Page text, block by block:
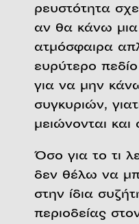
ρευστότητα
αν θα κάνω
ατμόσφαιρα
ευρύτερο
για να μην
συγκυριών,
μειώνονται και
Όσο για το τι
δεν θέλω να
στην ίδια
περιοδείας